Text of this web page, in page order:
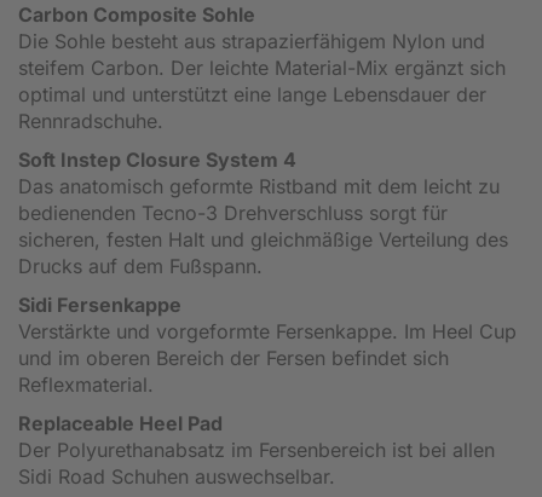
Carbon Composite Sohle
Die Sohle besteht aus strapazierfähigem Nylon und
steifem Carbon. Der leichte Material-Mix ergänzt sich
optimal und unterstützt eine lange Lebensdauer der
Rennradschuhe.
Soft Instep Closure System 4
Das anatomisch geformte Ristband mit dem leicht zu
bedienenden Tecno-3 Drehverschluss sorgt für
sicheren, festen Halt und gleichmäßige Verteilung des
Drucks auf dem Fußspann.
Sidi Fersenkappe
Verstärkte und vorgeformte Fersenkappe. Im Heel Cup
und im oberen Bereich der Fersen befindet sich
Reflexmaterial.
Replaceable Heel Pad
Der Polyurethanabsatz im Fersenbereich ist bei allen
Sidi Road Schuhen auswechselbar.